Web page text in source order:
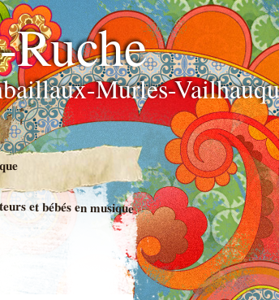
Murles-
et bébés en musique